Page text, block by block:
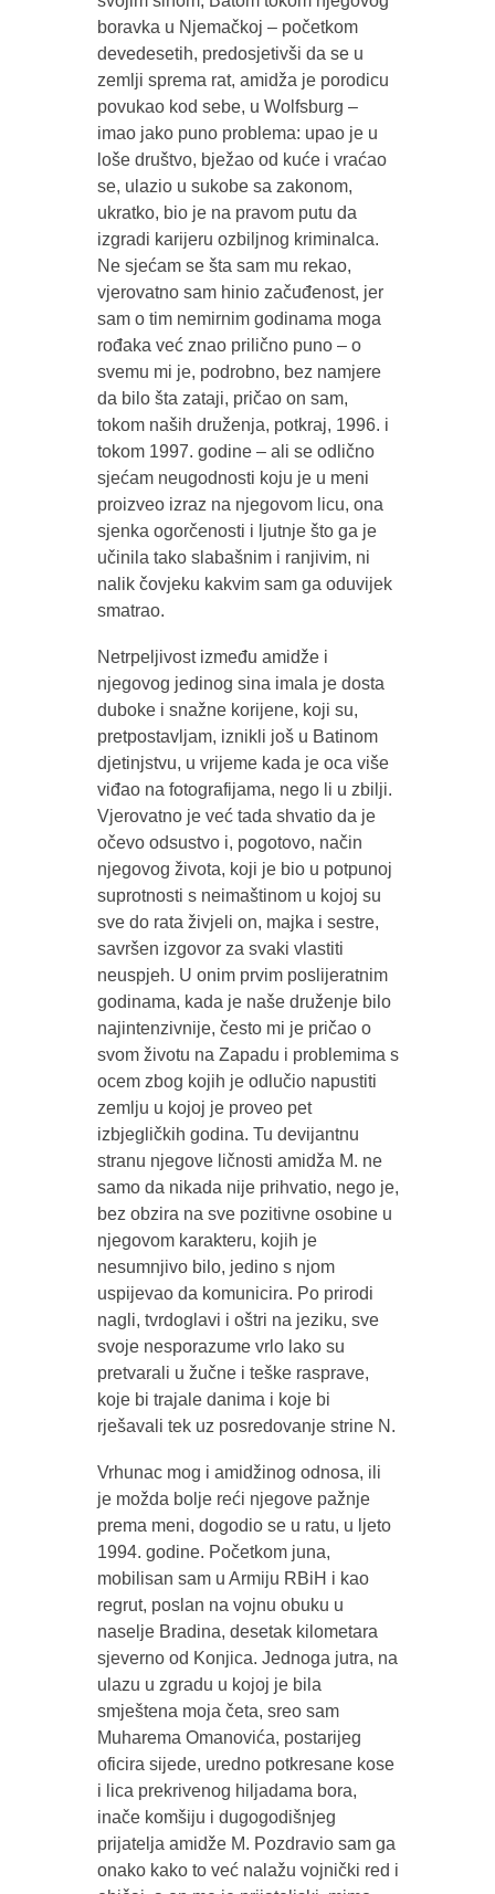
boravka u Njemačkoj – početkom
devedesetih, predosjetivši da se u
zemlji sprema rat, amidža je porodicu
povukao kod sebe, u Wolfsburg –
imao jako puno problema: upao je u
loše društvo, bježao od kuće i vraćao
se, ulazio u sukobe sa zakonom,
ukratko, bio je na pravom putu da
izgradi karijeru ozbiljnog kriminalca.
Ne sjećam se šta sam mu rekao,
vjerovatno sam hinio začuđenost, jer
sam o tim nemirnim godinama moga
rođaka već znao prilično puno – o
svemu mi je, podrobno, bez namjere
da bilo šta zataji, pričao on sam,
tokom naših druženja, potkraj, 1996. i
tokom 1997. godine – ali se odlično
sjećam neugodnosti koju je u meni
proizveo izraz na njegovom licu, ona
sjenka ogorčenosti i ljutnje što ga je
učinila tako slabašnim i ranjivim, ni
nalik čovjeku kakvim sam ga oduvijek
smatrao.
Netrpeljivost između amidže i
njegovog jedinog sina imala je dosta
duboke i snažne korijene, koji su,
pretpostavljam, iznikli još u Batinom
djetinjstvu, u vrijeme kada je oca više
viđao na fotografijama, nego li u zbilji.
Vjerovatno je već tada shvatio da je
očevo odsustvo i, pogotovo, način
njegovog života, koji je bio u potpunoj
suprotnosti s neimaštinom u kojoj su
sve do rata živjeli on, majka i sestre,
savršen izgovor za svaki vlastiti
neuspjeh. U onim prvim poslijeratnim
godinama, kada je naše druženje bilo
najintenzivnije, često mi je pričao o
svom životu na Zapadu i problemima s
ocem zbog kojih je odlučio napustiti
zemlju u kojoj je proveo pet
izbjegličkih godina. Tu devijantnu
stranu njegove ličnosti amidža M. ne
samo da nikada nije prihvatio, nego je,
bez obzira na sve pozitivne osobine u
njegovom karakteru, kojih je
nesumnjivo bilo, jedino s njom
uspijevao da komunicira. Po prirodi
nagli, tvrdoglavi i oštri na jeziku, sve
svoje nesporazume vrlo lako su
pretvarali u žučne i teške rasprave,
koje bi trajale danima i koje bi
rješavali tek uz posredovanje strine N.
Vrhunac mog i amidžinog odnosa, ili
je možda bolje reći njegove pažnje
prema meni, dogodio se u ratu, u ljeto
1994. godine. Početkom juna,
mobilisan sam u Armiju RBiH i kao
regrut, poslan na vojnu obuku u
naselje Bradina, desetak kilometara
sjeverno od Konjica. Jednoga jutra, na
ulazu u zgradu u kojoj je bila
smještena moja četa, sreo sam
Muharema Omanovića, postarijeg
oficira sijede, uredno potkresane kose
i lica prekrivenog hiljadama bora,
inače komšiju i dugogodišnjeg
prijatelja amidže M. Pozdravio sam ga
onako kako to već nalažu vojnički red i